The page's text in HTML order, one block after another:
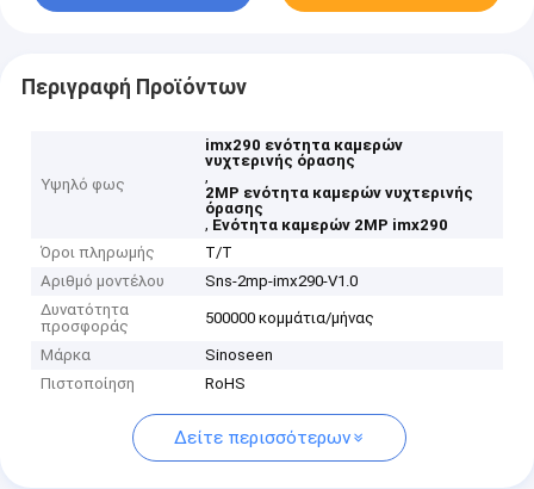
Περιγραφή Προϊόντων
Υψηλό φως
imx290 ενότητα καμερών
νυχτερινής όρασης
,
2MP ενότητα καμερών νυχτερινής
όρασης
, Ενότητα καμερών 2MP imx290
Όροι πληρωμής
T/T
Αριθμό μοντέλου
Sns-2mp-imx290-V1.0
Δυνατότητα
προσφοράς
500000 κομμάτια/μήνας
Μάρκα
Sinoseen
Πιστοποίηση
RoHS
Δείτε περισσότερων